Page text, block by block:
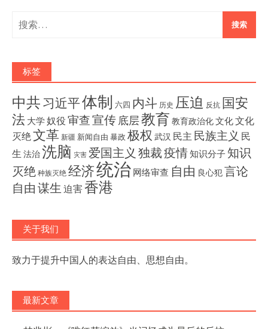
搜
索：
标签
中共习近平体制 六四 内斗 历史 压迫 反抗 国安
法 大学 奴役 审查宣传底层教育 教育政治化文化文化
灭绝文革 新疆 新闻自由 暴政 极权 武汉 民主 民族主义 民
生 法治洗脑 灾害 爱国主义 独裁疫情知识分子 知识
灭绝 种族灭绝 经济统治 网络审查 自由 良心犯言论
自由 谋生 迫害香港
关于我们
致力于提升中国人的表达自由、思想自由。
最新文章